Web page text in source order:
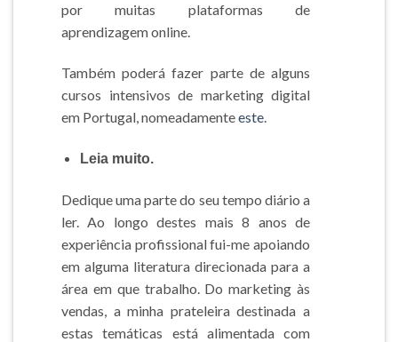
por muitas plataformas de
aprendizagem online.
Também poderá fazer parte de alguns
cursos intensivos de marketing digital
em Portugal, nomeadamenteeste.
Leia muito.
Dedique uma parte do seu tempo diário a
ler. Ao longo destes mais 8 anos de
experiência profissional fui-me apoiando
em alguma literatura direcionada para a
área em que trabalho. Do marketing às
vendas, a minha prateleira destinada a
estas temáticas está alimentada com